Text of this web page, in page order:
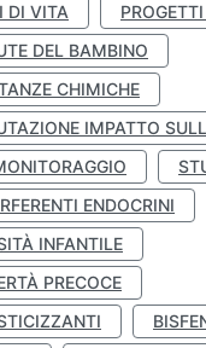
DI VITA
DEL BAMBINO
CHIMICHE
IMPATTO
ENDOCRINI
INFANTILE
PRECOCE